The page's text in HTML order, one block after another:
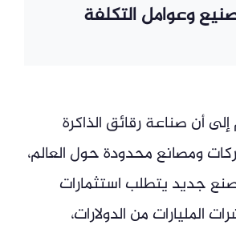
وعوامل التكلفة
أن صناعة رقائق الذاكرة
ومصانع محدودة حول العالم،
جديد يتطلب استثمارات
المليارات من الدولارات،